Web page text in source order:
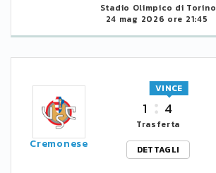
Stadio Olimpico di Torino
24 mag 2026 ore 21:45
Cremonese
1 4
VINCE
Trasferta
DETTAGLI